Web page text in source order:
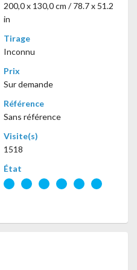
200,0 x 130,0 cm / 78.7 x 51.2
in
Tirage
Inconnu
Prix
Sur demande
Référence
Sans référence
Visite(s)
1518
État